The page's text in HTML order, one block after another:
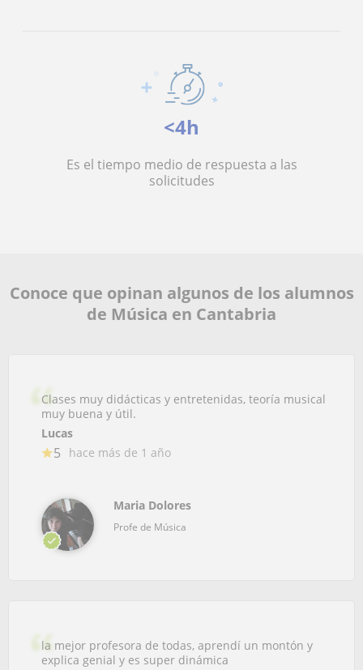
<4h
Es el tiempo medio de respuesta a las
solicitudes
Conoce que opinan algunos de los alumnos
de Música en Cantabria
Clases muy didácticas y entretenidas, teoría musical
muy buena y útil.
Lucas
5 hace más de 1 año
Maria Dolores
Profe de Música
la mejor profesora de todas, aprendí un montón y
explica genial y es super dinámica